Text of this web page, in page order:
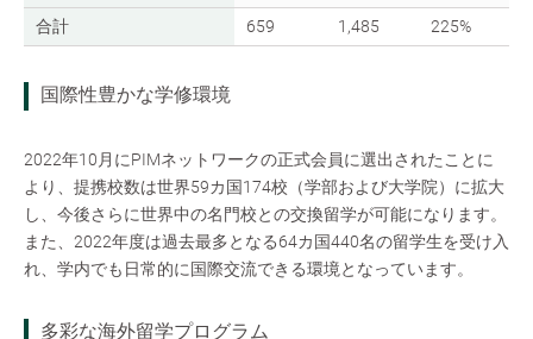
合計
659 1,485 225%
国際性豊かな学修環境
2022年10月にPIMネットワークの正式会員に選出されたことに
より、提携校数は世界59カ国174校（学部および大学院）に拡大
し、今後さらに世界中の名門校との交換留学が可能になります。
また、2022年度は過去最多となる64カ国440名の留学生を受け入
れ、学内でも日常的に国際交流できる環境となっています。
多彩な海外留学プログラム